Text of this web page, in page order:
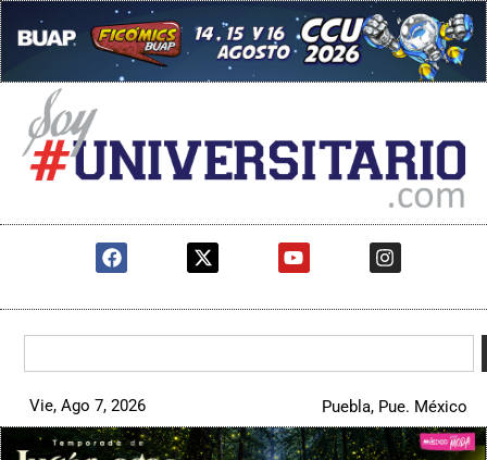
Vie, Ago 7, 2026 Puebla, Pue. México